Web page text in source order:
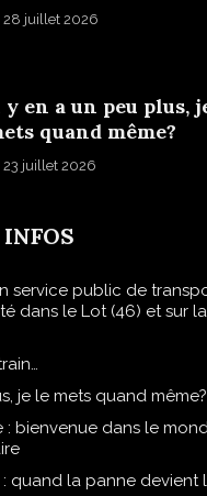
28 juillet 2026
en a un peu plus,
quand même?
23 juillet 2026
INFOS
service public de
dans le Lot (46) et sur
je le mets quand même?
: bienvenue dans le
quand la panne devient